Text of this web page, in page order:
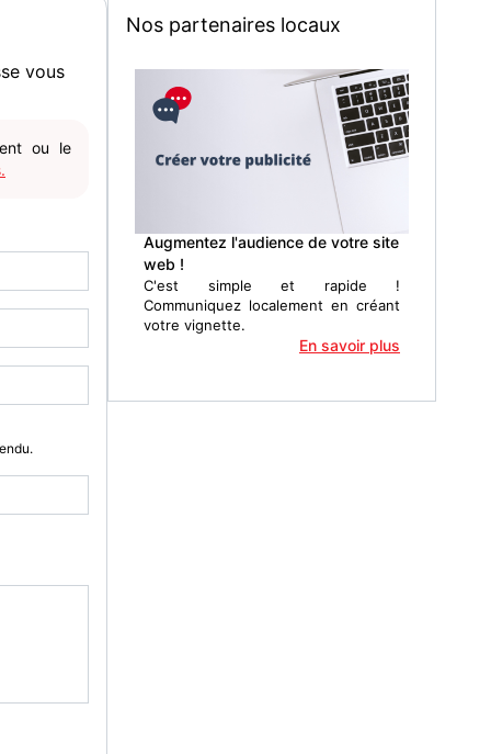
vous
ou le
Nos partenaires locaux
Augmentez l'audience de votre site
web !
C'est simple et rapide !
Communiquez localement en créant
votre vignette.
En savoir plus